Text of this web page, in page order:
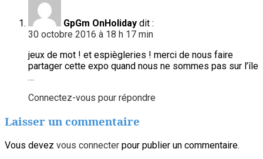
GpGm OnHoliday dit :
30 octobre 2016 à 18 h 17 min
jeux de mot ! et espiègleries ! merci de nous faire
partager cette expo quand nous ne sommes pas sur l’île
…
Connectez-vous pour répondre
Laisser un commentaire
Vous devez vous connecter pour publier un commentaire.